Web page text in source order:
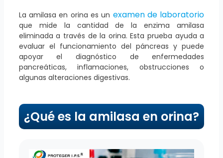
La amilasa en orina es un examen de laboratorio
que mide la cantidad de la enzima amilasa
eliminada a través de la orina. Esta prueba ayuda a
evaluar el funcionamiento del páncreas y puede
apoyar el diagnóstico de enfermedades
pancreáticas, inflamaciones, obstrucciones o
algunas alteraciones digestivas.
¿Qué es la amilasa en orina?